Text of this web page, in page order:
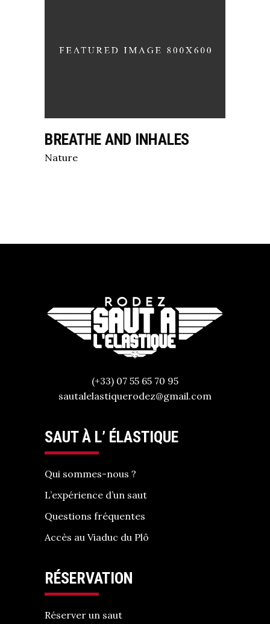
BREATHE AND INHALES
Nature
(+33) 07 55 65 70 95
sautalelastiquerodez@gmail.com
SAUT À L’ ÉLASTIQUE
Qui sommes-nous ?
L’expérience d’un saut
Questions fréquentes
Accès au Viaduc du Plô
RÉSERVATION
Réserver un saut